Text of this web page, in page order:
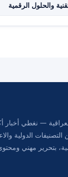
والحلول الرقمية
الدولية
بتحرير مهني